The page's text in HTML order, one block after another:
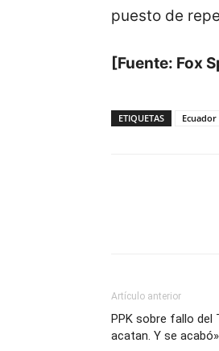
puesto de
[Fuente: Fox
ETIQUETAS Ecuador
Artículo anterior
PPK sobre fallo del
acatan. Y se acabó»